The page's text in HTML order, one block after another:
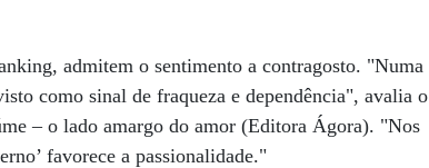
admitem o sentimento a contragosto. "Numa
como sinal de fraqueza e dependência", avalia o
– o lado amargo do amor (Editora Ágora). "Nos
favorece a passionalidade."